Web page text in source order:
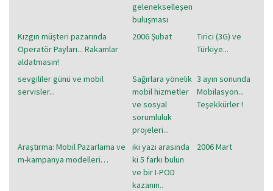
gelenekselleşen
buluşması
Kızgın müşteri pazarında
Operatör Payları... Rakamlar
aldatmasın!
2006 Şubat
Tirici (3G) ve
Türkiye...
sevgililer günü ve mobil
servisler...
Sağırlara yönelik
mobil hizmetler
ve sosyal
sorumluluk
projeleri...
3 ayın sonunda
Mobilasyon...
Teşekkürler !
Araştırma: Mobil Pazarlama ve
m-kampanya modelleri…
iki yazı arasinda
ki 5 farkı bulun
ve bir I-POD
kazanın..
2006 Mart